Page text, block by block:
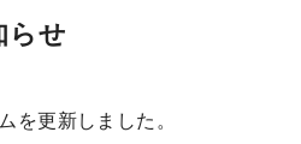
らせ
を更新しました。